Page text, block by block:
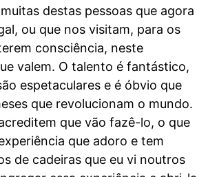
destas pessoas que agora
ou que nos visitam, para os
consciência, neste
valem. O talento é fantástico,
espetaculares e é óbvio que
que revolucionam o mundo.
que vão fazê-lo, o que
que adoro e tem
de cadeiras que eu vi noutros